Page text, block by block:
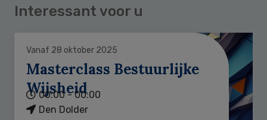
Interessant voor u
Vanaf 28 oktober 2025
Masterclass Bestuurlijke
Wijsheid
00:00 - 00:00
Den Dolder